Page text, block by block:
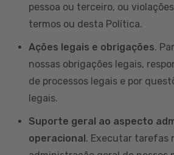
pessoa ou terceiro, ou
termos ou desta Política.
Ações legais e obrigações.
nossas obrigações legais,
de processos legais e por
legais.
Suporte geral ao aspecto
operacional. Executar tarefas